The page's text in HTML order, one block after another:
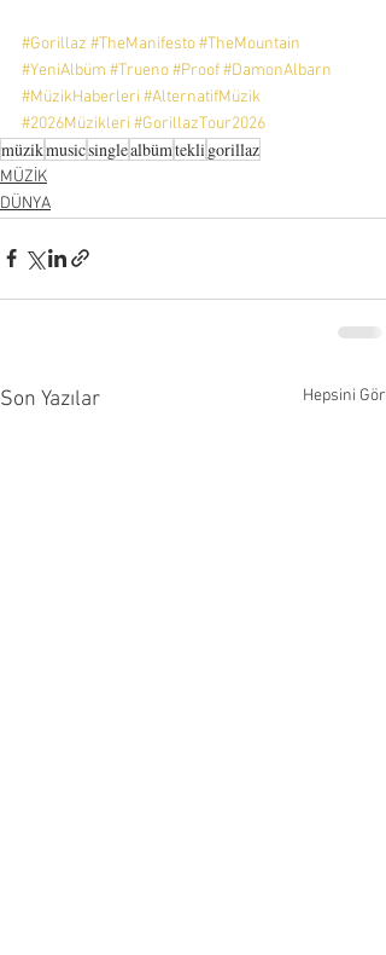
#Gorillaz #TheManifesto#TheMountain
#YeniAlbüm #Trueno#Proof#DamonAlbarn
#MüzikHaberleri #AlternatifMüzik
#2026Müzikleri #GorillazTour2026
müzikmusicsinglealbümtekli gorillaz
MÜZİK
DÜNYA
Son Yazılar Hepsini Gör